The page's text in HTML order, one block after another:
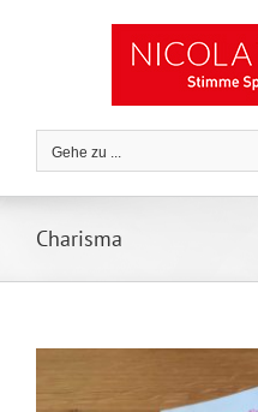
Gehe zu ...
Charisma